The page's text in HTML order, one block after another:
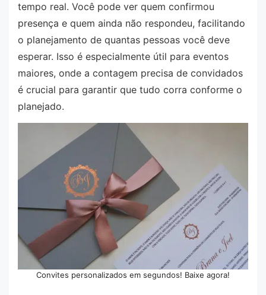
tempo real. Você pode ver quem confirmou
presença e quem ainda não respondeu, facilitando
o planejamento de quantas pessoas você deve
esperar. Isso é especialmente útil para eventos
maiores, onde a contagem precisa de convidados
é crucial para garantir que tudo corra conforme o
planejado.
Convites personalizados em segundos! Baixe agora!